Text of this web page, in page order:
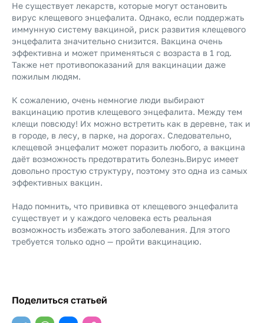
Не существует лекарств, которые могут остановить
вирус клещевого энцефалита. Однако, если поддержать
иммунную систему вакциной, риск развития клещевого
энцефалита значительно снизится. Вакцина очень
эффективна и может применяться с возраста в 1 год.
Также нет противопоказаний для вакцинации даже
пожилым людям.
К сожалению, очень немногие люди выбирают
вакцинацию против клещевого энцефалита. Между тем
клещи повсюду! Их можно встретить как в деревне, так и
в городе, в лесу, в парке, на дорогах. Следовательно,
клещевой энцефалит может поразить любого, а вакцина
даёт возможность предотвратить болезнь.Вирус имеет
довольно простую структуру, поэтому это одна из самых
эффективных вакцин.
Надо помнить, что прививка от клещевого энцефалита
существует и у каждого человека есть реальная
возможность избежать этого заболевания. Для этого
требуется только одно — пройти вакцинацию.
Поделиться статьей